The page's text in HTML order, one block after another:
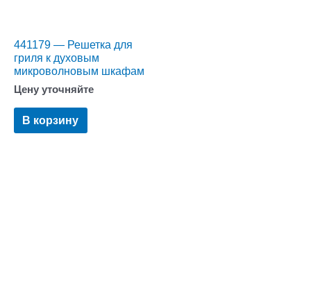
441179 — Решетка для
гриля к духовым
микроволновым шкафам
Цену уточняйте
В корзину